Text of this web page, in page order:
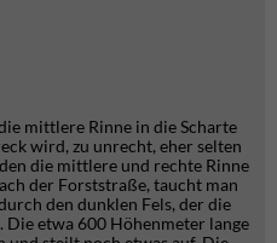
mittlere Rinne in die Scharte
wird, zu unrecht, eher selten
die mittlere und rechte Rinne
der Forststraße, taucht man
den dunklen Fels, der die
etwa 600 Höhenmeter lange